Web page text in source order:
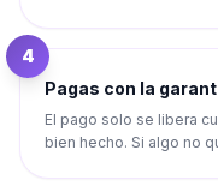
4
Pagas con la
El pago solo se libera
bien hecho. Si algo no